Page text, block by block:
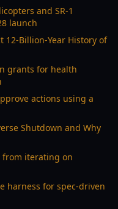
and SR-1
launch
12-Billion-Year History of
grants for health
actions using a
Shutdown and Why
from iterating on
harness for spec-driven